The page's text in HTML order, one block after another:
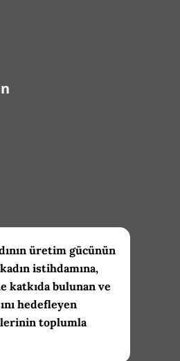
üretim gücünün
istihdamına,
katkıda bulunan ve
hedefleyen
toplumla